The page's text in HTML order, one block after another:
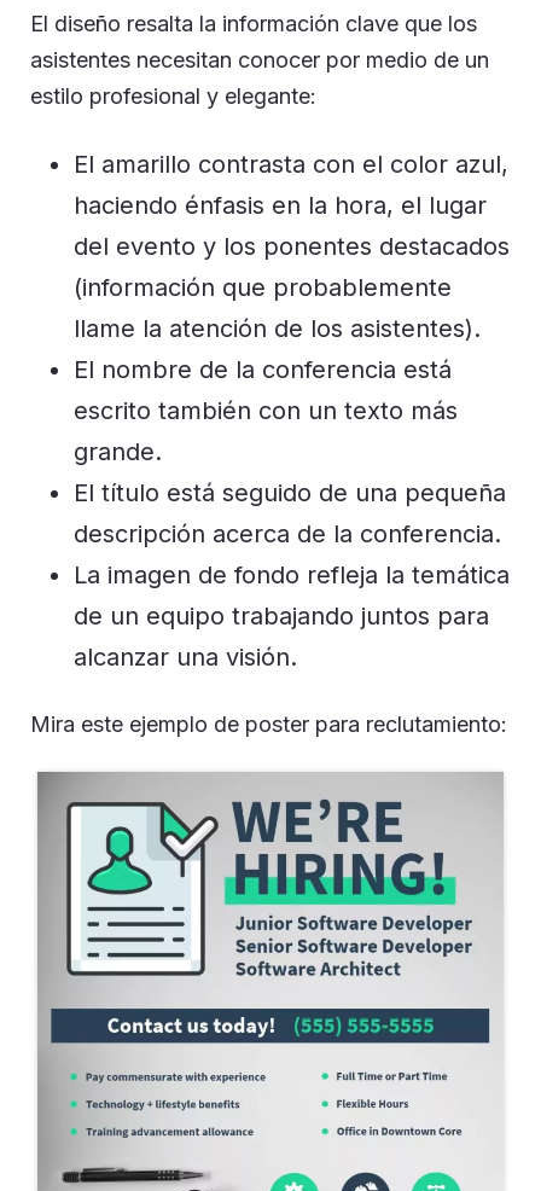
El diseño resalta la información clave que los
asistentes necesitan conocer por medio de un
estilo profesional y elegante:
El amarillo contrasta con el color azul,
haciendo énfasis en la hora, el lugar
del evento y los ponentes destacados
(información que probablemente
llame la atención de los asistentes).
El nombre de la conferencia está
escrito también con un texto más
grande.
El título está seguido de una pequeña
descripción acerca de la conferencia.
La imagen de fondo refleja la temática
de un equipo trabajando juntos para
alcanzar una visión.
Mira este ejemplo de poster para reclutamiento: